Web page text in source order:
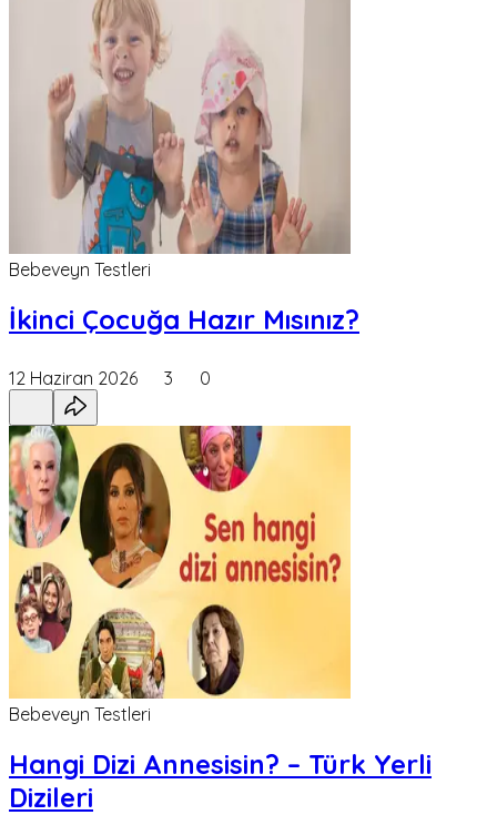
Bebeveyn Testleri
İkinci Çocuğa Hazır Mısınız?
12 Haziran 2026 3 0
Bebeveyn Testleri
Hangi Dizi Annesisin? – Türk Yerli
Dizileri